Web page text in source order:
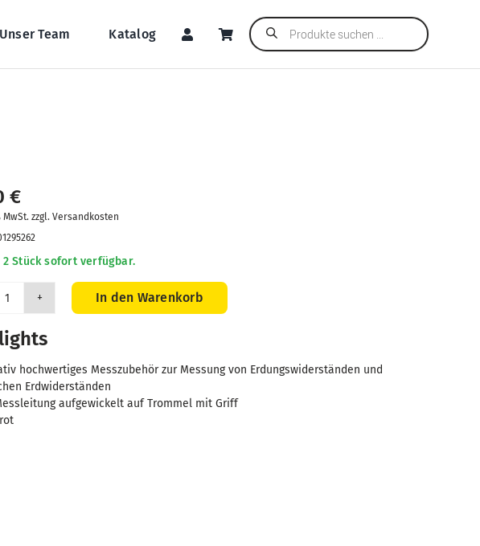
Unser Team Katalog
Products
search
€
MwSt. zzgl. Versandkosten
2 Stück sofort verfügbar.
Trommel
50m
Messleitung
-
rot
Menge
In den Warenkorb
hochwertiges Messzubehör zur Messung von Erdungswiderständen und
Erdwiderständen
aufgewickelt auf Trommel mit Griff